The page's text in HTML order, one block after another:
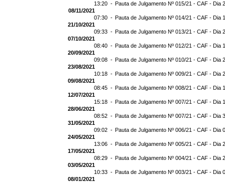
13:20 - Pauta de Julgamento Nº 015/21 - CAF - Dia
08/11/2021
07:30 - Pauta de Julgamento Nº 014/21 - CAF - Dia
21/10/2021
09:33 - Pauta de Julgamento Nº 013/21 - CAF - Dia
07/10/2021
08:40 - Pauta de Julgamento Nº 012/21 - CAF - Dia
20/09/2021
09:08 - Pauta de Julgamento Nº 010/21 - CAF - Dia
23/08/2021
10:18 - Pauta de Julgamento Nº 009/21 - CAF - Dia
09/08/2021
08:45 - Pauta de Julgamento Nº 008/21 - CAF - Dia
12/07/2021
15:18 - Pauta de Julgamento Nº 007/21 - CAF - Dia
28/06/2021
08:52 - Pauta de Julgamento Nº 007/21 - CAF - Dia
31/05/2021
09:02 - Pauta de Julgamento Nº 006/21 - CAF - Dia
24/05/2021
13:06 - Pauta de Julgamento Nº 005/21 - CAF - Dia
17/05/2021
08:29 - Pauta de Julgamento Nº 004/21 - CAF - Dia
03/05/2021
10:33 - Pauta de Julgamento Nº 003/21 - CAF - Dia
08/01/2021